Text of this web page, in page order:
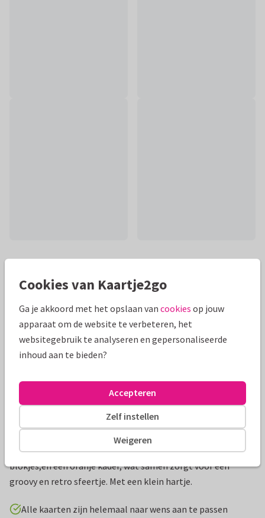
Productinformatie
Hip geboortekaartje met een achtergrond met roze
blokjes,en een oranje kader, wat samen zorgt voor een
groovy en retro sfeertje. Met een klein hartje.
Alle kaarten zijn helemaal naar wens aan te passen
Cookies van Kaartje2go
Ga je akkoord met het opslaan van cookies op jouw
apparaat om de website te verbeteren, het
websitegebruik te analyseren en gepersonaliseerde
inhoud aan te bieden?
Weigeren
Zelf instellen
Accepteren